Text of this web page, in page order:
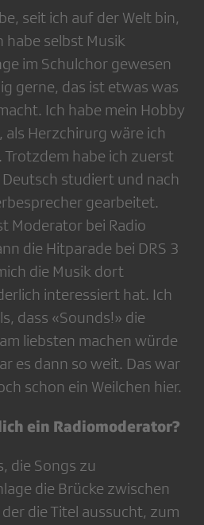
seit ich auf der Welt bin,
habe selbst Musik
im Schulchor gewesen
gerne, das ist etwas was
Ich habe mein Hobby
Herzchirurg wäre ich
habe ich zuerst
studiert und nach
gearbeitet.
Moderator bei Radio
die Hitparade bei DRS 3
die Musik dort
interessiert hat. Ich
dass «Sounds!» die
liebsten machen würde
es dann so weit. Das war
schon ein Weilchen hier.
ein Radiomoderator?
die Songs zu
die Brücke zwischen
die Titel aussucht, zum